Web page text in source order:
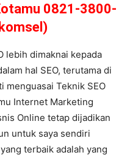
0821-3800-
lebih dimaknai kepada
hal SEO, terutama di
menguasai Teknik SEO
Internet Marketing
Online tetap dijadikan
untuk saya sendiri
terbaik adalah yang